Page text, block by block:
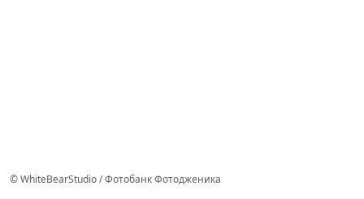
© WhiteBearStudio / Фотобанк Фотодженика